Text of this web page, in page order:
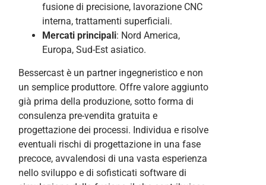
fusione di precisione, lavorazione CNC
interna, trattamenti superficiali.
Mercati principali: Nord America,
Europa, Sud-Est asiatico.
Bessercast è un partner ingegneristico e non
un semplice produttore. Offre valore aggiunto
già prima della produzione, sotto forma di
consulenza pre-vendita gratuita e
progettazione dei processi. Individua e risolve
eventuali rischi di progettazione in una fase
precoce, avvalendosi di una vasta esperienza
nello sviluppo e di sofisticati software di